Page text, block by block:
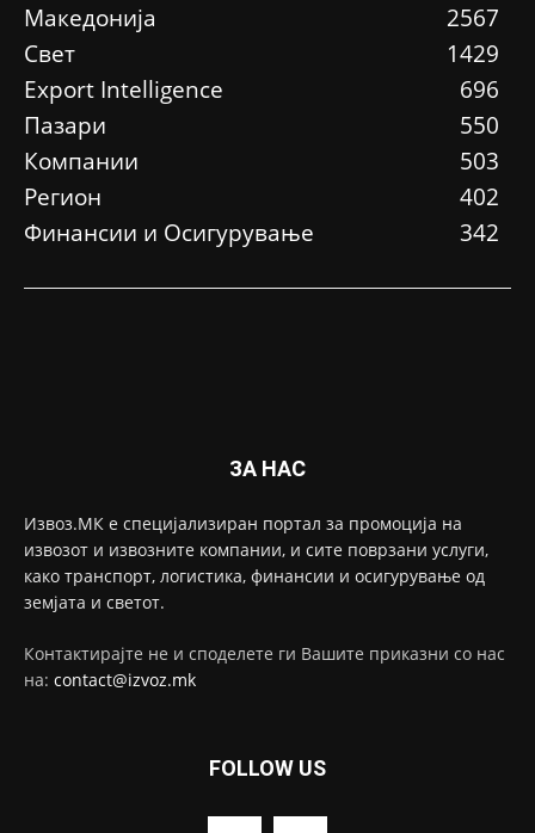
Македонија
2567
Свет
1429
Еxport Intelligence
696
Пазари
550
Компании
503
Регион
402
Финансии и Осигурување
342
ЗА НАС
Извоз.МК е специјализиран портал за промоција на
извозот и извозните компании, и сите поврзани услуги,
како транспорт, логистика, финансии и осигурување од
земјата и светот.
Контактирајте не и споделете ги Вашите приказни со нас
на: contact@izvoz.mk
FOLLOW US